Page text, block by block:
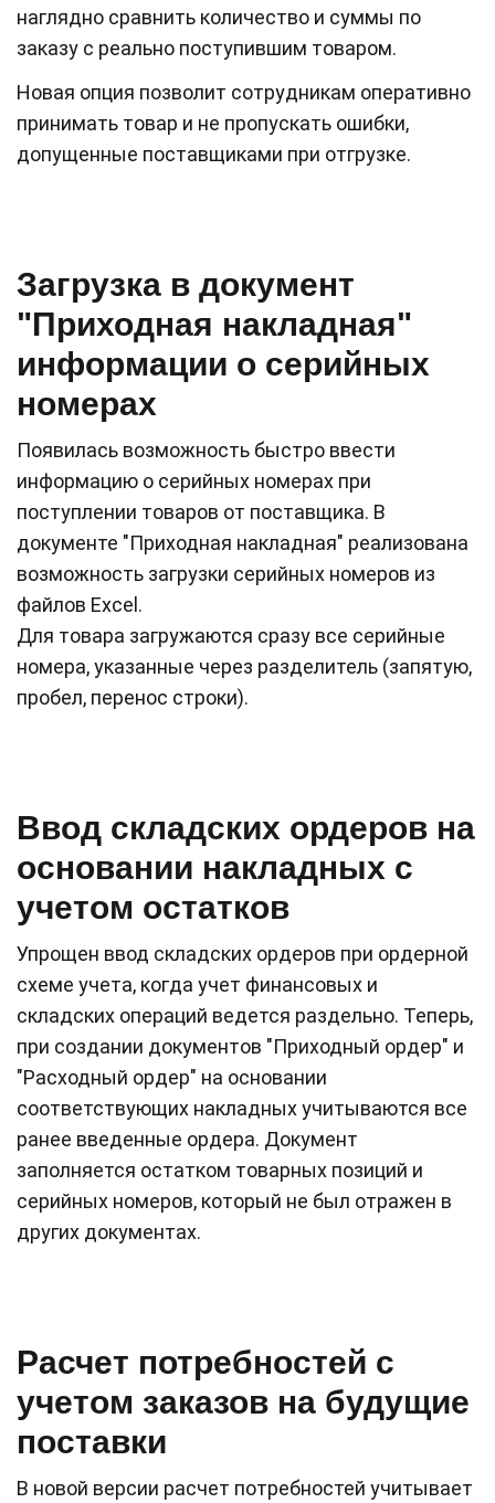
наглядно сравнить количество и суммы по
заказу с реально поступившим товаром.
Новая опция позволит сотрудникам оперативно
принимать товар и не пропускать ошибки,
допущенные поставщиками при отгрузке.
Загрузка в документ
"Приходная накладная"
информации о серийных
номерах
Появилась возможность быстро ввести
информацию о серийных номерах при
поступлении товаров от поставщика. В
документе "Приходная накладная" реализована
возможность загрузки серийных номеров из
файлов Excel.
Для товара загружаются сразу все серийные
номера, указанные через разделитель (запятую,
пробел, перенос строки).
Ввод складских ордеров на
основании накладных с
учетом остатков
Упрощен ввод складских ордеров при ордерной
схеме учета, когда учет финансовых и
складских операций ведется раздельно. Теперь,
при создании документов "Приходный ордер" и
"Расходный ордер" на основании
соответствующих накладных учитываются все
ранее введенные ордера. Документ
заполняется остатком товарных позиций и
серийных номеров, который не был отражен в
других документах.
Расчет потребностей с
учетом заказов на будущие
поставки
В новой версии расчет потребностей учитывает